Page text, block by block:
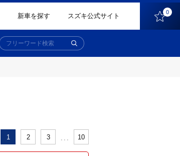
新車を探す スズキ公式サイト 0
1 2 3 ... 10